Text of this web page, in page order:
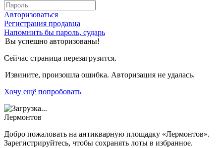
Авторизоваться
Регистрация продавца
Напомнить бы пароль, сударь
Вы успешно авторизованы!
Сейчас страница перезагрузится.
Извините, произошла ошибка. Авторизация не удалась.
Хочу ещё попробовать
Лермонтов
Добро пожаловать на антикварную площадку «Лермонтов».
Зарегистрируйтесь, чтобы сохранять лоты в избранное.